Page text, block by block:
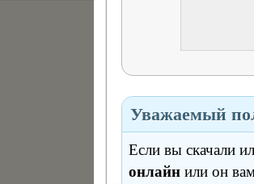
Уважаемый
Если вы скачали
онлайн или он